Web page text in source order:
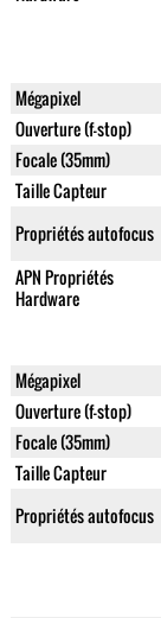
Mégapixel
Ouverture (f-stop)
Focale (35mm)
Taille Capteur
Propriétés autofocus
APN Propriétés
Hardware
Mégapixel
Ouverture (f-stop)
Focale (35mm)
Taille Capteur
Propriétés autofocus